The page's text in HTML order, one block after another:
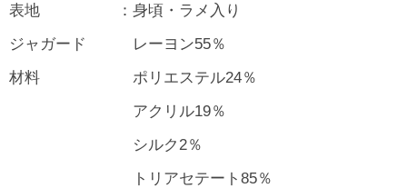
表地 ：身頃・ラメ入り
ジャガード レーヨン55％
材料 ポリエステル24％
アクリル19％
シルク2％
トリアセテート85％